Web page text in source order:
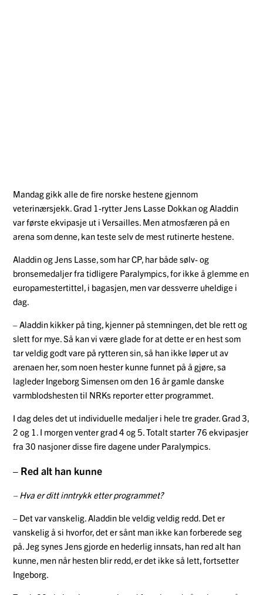
Mandag gikk alle de fire norske hestene gjennom
veterinærsjekk. Grad 1-rytter Jens Lasse Dokkan og Aladdin
var første ekvipasje ut i Versailles. Men atmosfæren på en
arena som denne, kan teste selv de mest rutinerte hestene.
Aladdin og Jens Lasse, som har CP, har både sølv- og
bronsemedaljer fra tidligere Paralympics, for ikke å glemme en
europamestertittel, i bagasjen, men var dessverre uheldige i
dag.
– Aladdin kikker på ting, kjenner på stemningen, det ble rett og
slett for mye. Så kan vi være glade for at dette er en hest som
tar veldig godt vare på rytteren sin, så han ikke løper ut av
arenaen her, som noen hester kunne funnet på å gjøre, sa
lagleder Ingeborg Simensen om den 16 år gamle danske
varmblodshesten til NRKs reporter etter programmet.
I dag deles det ut individuelle medaljer i hele tre grader. Grad 3,
2 og 1. I morgen venter grad 4 og 5. Totalt starter 76 ekvipasjer
fra 30 nasjoner disse fire dagene under Paralympics.
– Red alt han kunne
– Hva er ditt inntrykk etter programmet?
– Det var vanskelig. Aladdin ble veldig veldig redd. Det er
vanskelig å si hvorfor, det er sånt man ikke kan forberede seg
på. Jeg synes Jens gjorde en hederlig innsats, han red alt han
kunne, men når hesten blir redd, er det ikke så lett, fortsetter
Ingeborg.